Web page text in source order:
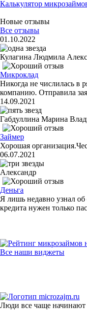
Калькулятор
Новые отзывы
Все отзывы
01.10.2022
Кулагина Людмила
Микроклад
Никогда не числилась в
компанию. Отправила
14.09.2021
Габдуллина Марина
Займер
Хорошая
06.07.2021
Александр
Деньга
Я лишь недавно узнал
кредита нужен только
Все наши виджеты
Люди все чаще начинают